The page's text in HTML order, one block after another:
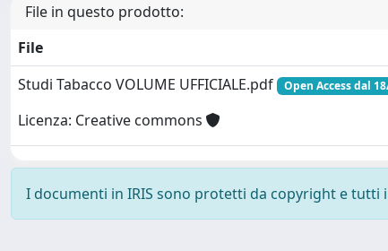
File in questo prodotto:
File
Studi Tabacco VOLUME UFFICIALE.pdf
Open Access dal
Licenza: Creative commons
I documenti in IRIS sono protetti da copyright e tutti